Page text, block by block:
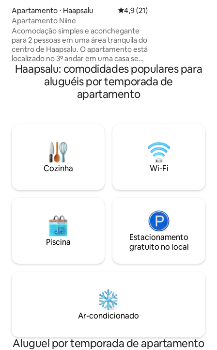
Apartamento ⋅ Haapsalu 4,9 de uma avaliação média
4,9 (21)
Apartamento Niine
Acomodação simples e aconchegante
para 2 pessoas em uma área tranquila do
centro de Haapsalu. O apartamento está
localizado no 3º andar em uma casa sem
elevador. O apartamento é de um
quarto, com cozinha e banheiro. O
banheiro possui chuveiro. A cozinha
possui micro-ondas, fogão, máquina de
como uma cidade antiga a uma curta
distância a pé. Festas e eventos
semelhantes não são permitidos.
Animais de estimação não são
23h e 7h.
mais localizado
velha - a poucos
Haapsalu: comodidades populares para
aluguéis por temporada de
apartamento
Cozinha Wi-Fi
Piscina
Estacionamento
gratuito no local
Ar-condicionado
Aluguel por temporada de apartamento